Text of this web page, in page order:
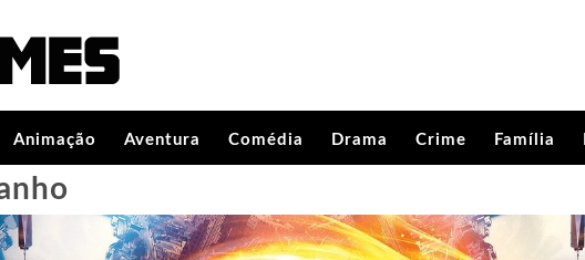
Animação Aventura Comédia Drama Crime Família